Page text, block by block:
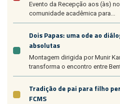
Evento da Recepção aos (às)
comunidade acadêmica para...
Dois Papas: uma ode ao
absolutas
Montagem dirigida por Munir
transforma o encontro entre
Tradição de pai para filho
FCMS